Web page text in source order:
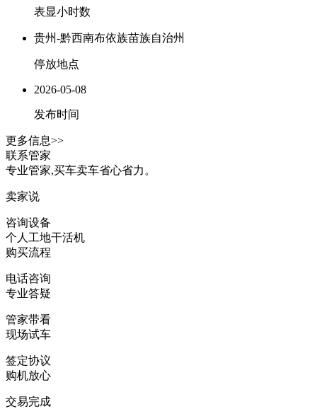
表显小时数
贵州-黔西南布依族苗族自治州
停放地点
2026-05-08
发布时间
更多信息>>
联系管家
专业管家,买车卖车省心省力。
卖家说
咨询设备
个人工地干活机
购买流程
电话咨询
专业答疑
管家带看
现场试车
签定协议
购机放心
交易完成